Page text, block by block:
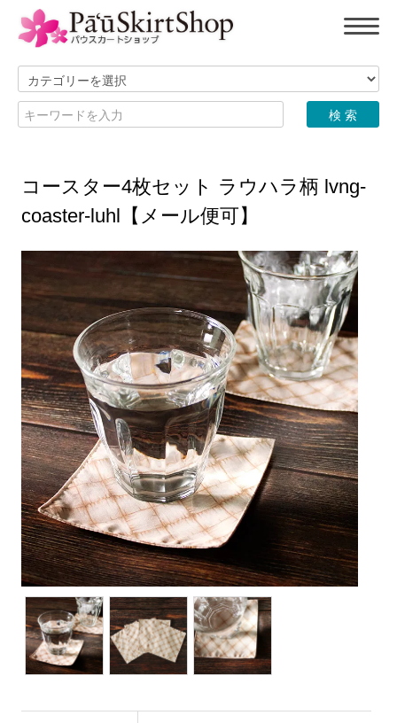
コースター4枚セット ラウハラ柄 lvng-
coaster-luhl【メール便可】